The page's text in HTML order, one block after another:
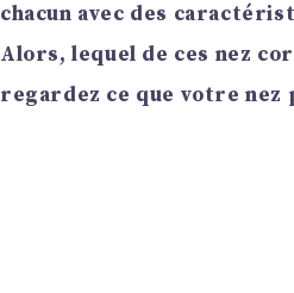
chacun avec des
Alors, lequel de ces nez
regardez ce que votre